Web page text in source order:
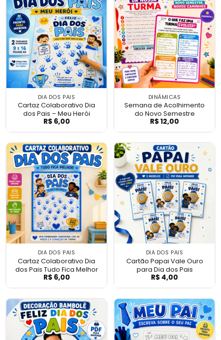
DIA DOS PAIS
Cartaz Colaborativo Dia
dos Pais – Meu Herói
Cartaz Colaborativo Dia dos Pais - Meu
R$6,00
DINÂMICAS
Semana de Acolhimento
do Novo Semestre
Semana de
R$12,00
DIA DOS PAIS
Cartaz Colaborativo Dia
dos Pais Tudo Fica Melhor
Cartaz Colaborativo Dia dos Pais Tudo
R$6,00
DIA DOS PAIS
Cartão Papai Vale Ouro
para Dia dos Pais
Cartão Papai
R$ 4,00